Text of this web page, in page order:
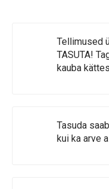
Tellimused
TASUTA!
kauba
Tasuda
kui ka arve